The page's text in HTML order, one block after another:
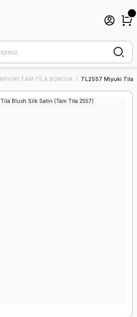
MİYUKİ TAM TİLA BONCUK TL2557 Miyuki Tila